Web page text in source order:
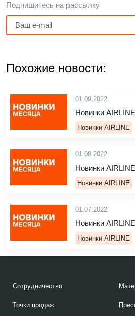
Подпишитесь на рассылку
Похожие новости:
01.09.2022
Новинки
Новинки AIRLINE
01.08.2022
Новинки
Новинки AIRLINE
01.07.2022
Новинки
Новинки AIRLINE
Сотрудничество
Точки продаж